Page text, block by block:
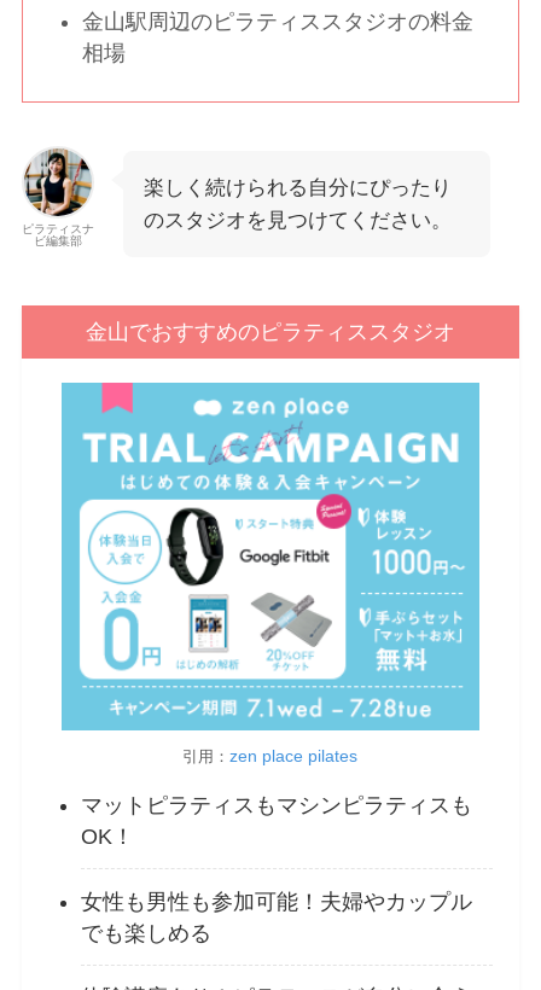
金山駅周辺のピラティススタジオの料金
相場
ピラティスナ
ビ編集部
楽しく続けられる自分にぴったり
のスタジオを見つけてください。
金山でおすすめのピラティススタジオ
引用： zen place pilates
マットピラティスもマシンピラティスも
OK！
女性も男性も参加可能！夫婦やカップル
でも楽しめる